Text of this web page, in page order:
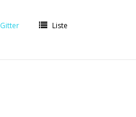
Gitter Liste